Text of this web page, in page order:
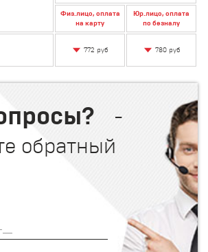
Физ.лицо, оплата
на карту
Юр.лицо, оплата
по безналу
772 руб 780 руб
-
обратный